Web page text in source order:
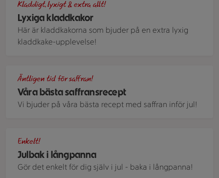
Lyxiga kladdkakor
Kladdigt, lyxigt & extra allt!
Här är kladdkakorna som bjuder på en extra lyxig
kladdkake-upplevelse!
Våra bästa saffransrecept
Äntligen tid för saffran!
Vi bjuder på våra bästa recept med saffran inför jul!
Julbak i långpanna
Enkelt!
Gör det enkelt för dig själv i jul - baka i långpanna!